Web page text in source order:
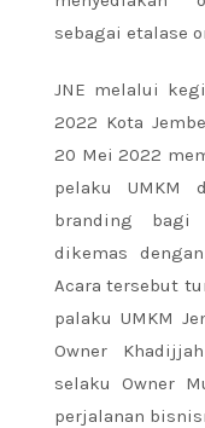
sebagai etalase
JNE melalui
2022 Kota
20 Mei 2022
pelaku UMKM
branding bagi
dikemas
Acara tersebut
palaku UMKM
Owner
selaku Owner
perjalanan